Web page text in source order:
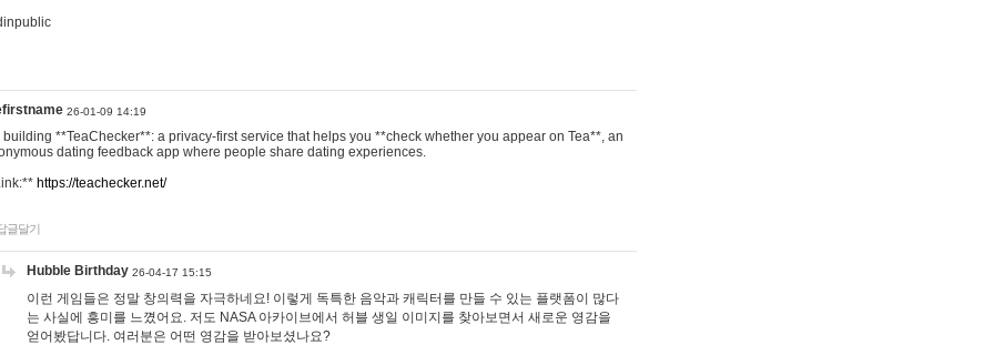
26-01-09 14:19
building **TeaChecker**: a privacy-first service that helps you **check whether you appear on Tea**, an
dating feedback app where people share dating experiences.
https://teachecker.net/
글달기
Hubble Birthday 26-04-17 15:15
이런 게임들은 정말 창의력을 자극하네요! 이렇게 독특한 음악과 캐릭터를 만들 수 있는 플랫폼이 많다
는 사실에 흥미를 느꼈어요. 저도 NASA 아카이브에서 허블 생일 이미지를 찾아보면서 새로운 영감을
얻어봤답니다. 여러분은 어떤 영감을 받아보셨나요?